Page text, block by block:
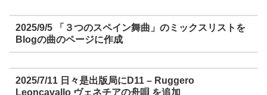
2025/9/5 「３つのスペイン舞曲」のミックスリストを
Blogの曲のページに作成
2025/7/11 日々是出版局にD11 – Ruggero
Leoncavallo ヴェネチアの舟唄 を追加